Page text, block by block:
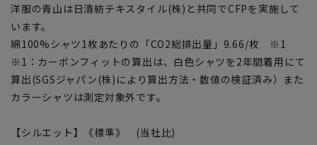
洋服の青山は日清紡テキスタイル(株)と共同でCFPを実施して
います。
綿100%シャツ1枚あたりの「CO2総排出量」9.66/枚 ※1
※1：カーボンフィットの算出は、白色シャツを2年間着用にて
算出(SGSジャパン(株)により算出方法・数値の検証済み）また
カラーシャツは測定対象外です。
【シルエット】《標準》 (当社比)